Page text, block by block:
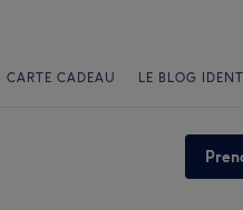
CARTE CADEAU LE BLOG